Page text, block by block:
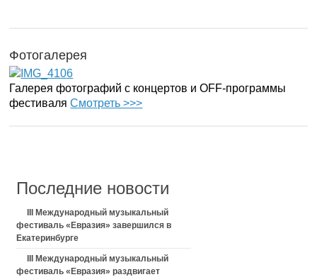
Фотогалерея
Галерея фотографий с концертов и OFF-программы
фестиваляСмотреть >>>
Последние новости
III Международный музыкальный
фестиваль «Евразия» завершился в
Екатеринбурге
III Международный музыкальный
фестиваль «Евразия» раздвигает